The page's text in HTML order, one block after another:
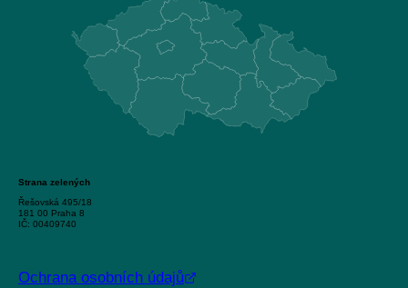
Strana zelených
Řešovská 495/18
181 00 Praha 8
IČ: 00409740
Ochrana osobních údajů